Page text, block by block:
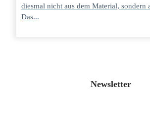
diesmal nicht aus dem Material, sondern
Das...
Newsletter